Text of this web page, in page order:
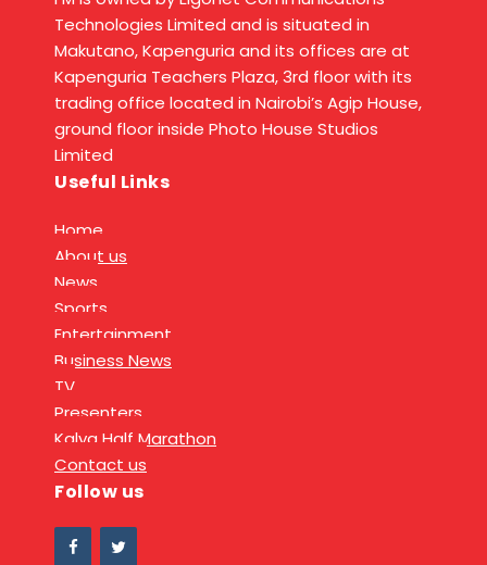
Technologies Limited and is situated in
Makutano, Kapenguria and its offices are at
Kapenguria Teachers Plaza, 3rd floor with its
trading office located in Nairobi’s Agip House,
ground floor inside Photo House Studios
Limited
Useful Links
Home
About us
News
Sports
Entertainment
Business News
TV
Presenters
Kalya Half Marathon
Contact us
Follow us